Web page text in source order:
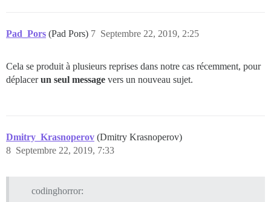
Pad_Pors (Pad Pors) Septembre 22, 2019, 2:25
7
Cela se produit à plusieurs reprises dans notre cas récemment, pour
déplacerun seul message vers un nouveau sujet.
Dmitry_Krasnoperov (Dmitry Krasnoperov)
Septembre 22, 2019, 7:33
8
codinghorror: